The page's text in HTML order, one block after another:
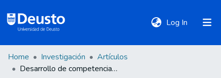
Log In (current)
DeustoTeka
Home Investigación
Artículos
Desarrollo de competencias socio-profesionales en contextos vulnerables: el caso de Peñascal Kooperatiba